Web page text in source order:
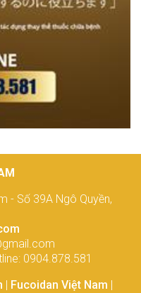
- Số 39A Ngô Quyền,
0904.878.581
| Fucoidan Việt Nam |